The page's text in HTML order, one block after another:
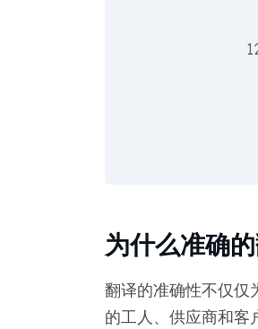
为什么准确
翻译的准确性不仅仅
的工人、供应商和客